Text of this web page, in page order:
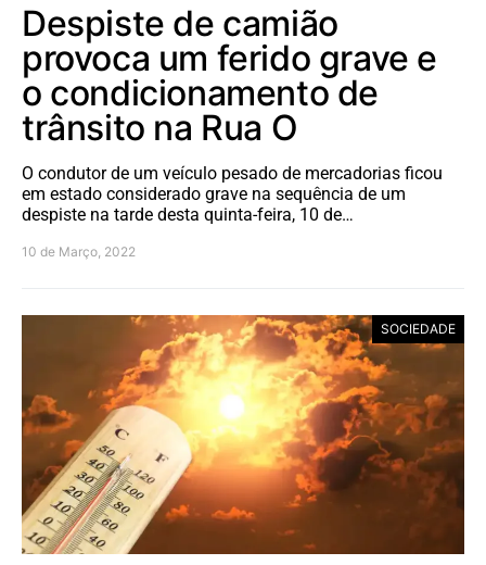
Despiste de camião
provoca um ferido grave e
o condicionamento de
trânsito na Rua O
O condutor de um veículo pesado de mercadorias ficou
em estado considerado grave na sequência de um
despiste na tarde desta quinta-feira, 10 de…
10 de Março, 2022
SOCIEDADE